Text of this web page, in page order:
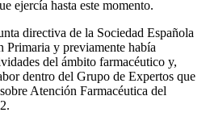
ejercía hasta este momento.
directiva de la Sociedad Española
Primaria y previamente había
del ámbito farmacéutico y,
dentro del Grupo de Expertos que
Atención Farmacéutica del